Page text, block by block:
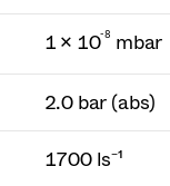
1 × 10-8 mbar
2.0 bar (abs)
1700 ls⁻¹